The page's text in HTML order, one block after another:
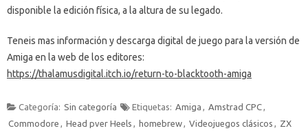
disponible la edición física, a la altura de su legado.
Teneis mas información y descarga digital de juego para la versión de
Amiga en la web de los editores:
https://thalamusdigital.itch.io/return-to-blacktooth-amiga
Categoría: Sin categoría Etiquetas: Amiga , Amstrad CPC,
Commodore , Head pver Heels , homebrew, Videojuegos clásicos , ZX